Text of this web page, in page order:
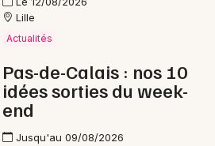
Lille
Actualités
Pas-de-Calais : nos 10
idées sorties du week-
end
Jusqu'au 09/08/2026